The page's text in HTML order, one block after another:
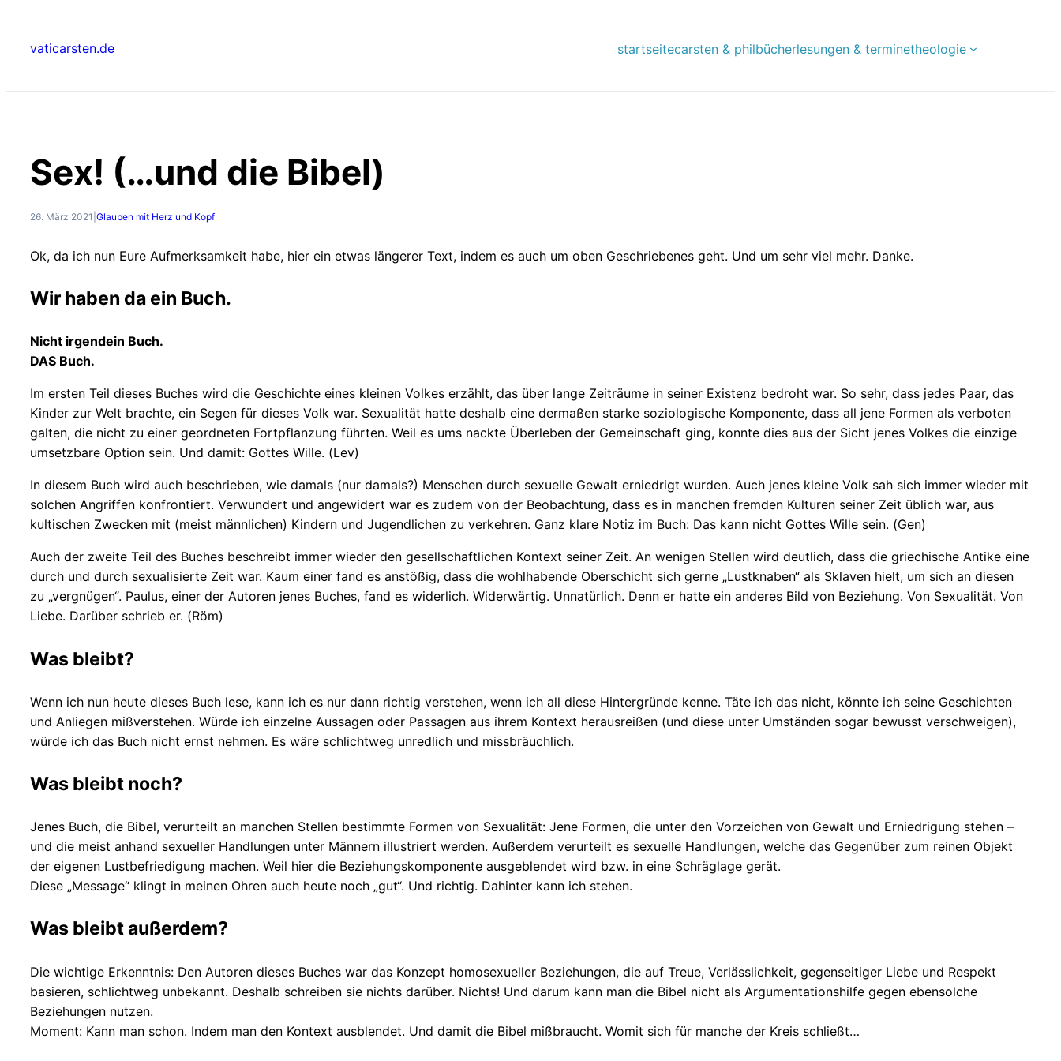
springen
vaticarsten.de startseitecarsten & philbücherlesungen & terminetheologie
Sex! (…und die Bibel)
26. März 2021 Glauben mit Herz und Kopf
Ok, da ich nun Eure Aufmerksamkeit habe, hier ein etwas längerer Text, indem es auch um oben Geschriebenes geht. Und um sehr viel mehr. Danke.
Wir haben da ein Buch.
Nicht irgendein Buch.
DAS Buch.
Im ersten Teil dieses Buches wird die Geschichte eines kleinen Volkes erzählt, das über lange Zeiträume in seiner Existenz bedroht war. So sehr, dass jedes Paar, das
Kinder zur Welt brachte, ein Segen für dieses Volk war. Sexualität hatte deshalb eine dermaßen starke soziologische Komponente, dass all jene Formen als verboten
galten, die nicht zu einer geordneten Fortpflanzung führten. Weil es ums nackte Überleben der Gemeinschaft ging, konnte dies aus der Sicht jenes Volkes die einzige
umsetzbare Option sein. Und damit: Gottes Wille. (Lev)
In diesem Buch wird auch beschrieben, wie damals (nur damals?) Menschen durch sexuelle Gewalt erniedrigt wurden. Auch jenes kleine Volk sah sich immer wieder mit
solchen Angriffen konfrontiert. Verwundert und angewidert war es zudem von der Beobachtung, dass es in manchen fremden Kulturen seiner Zeit üblich war, aus
kultischen Zwecken mit (meist männlichen) Kindern und Jugendlichen zu verkehren. Ganz klare Notiz im Buch: Das kann nicht Gottes Wille sein. (Gen)
Auch der zweite Teil des Buches beschreibt immer wieder den gesellschaftlichen Kontext seiner Zeit. An wenigen Stellen wird deutlich, dass die griechische Antike eine
durch und durch sexualisierte Zeit war. Kaum einer fand es anstößig, dass die wohlhabende Oberschicht sich gerne „Lustknaben“ als Sklaven hielt, um sich an diesen
zu „vergnügen“. Paulus, einer der Autoren jenes Buches, fand es widerlich. Widerwärtig. Unnatürlich. Denn er hatte ein anderes Bild von Beziehung. Von Sexualität. Von
Liebe. Darüber schrieb er. (Röm)
Was bleibt?
Wenn ich nun heute dieses Buch lese, kann ich es nur dann richtig verstehen, wenn ich all diese Hintergründe kenne. Täte ich das nicht, könnte ich seine Geschichten
und Anliegen mißverstehen. Würde ich einzelne Aussagen oder Passagen aus ihrem Kontext herausreißen (und diese unter Umständen sogar bewusst verschweigen),
würde ich das Buch nicht ernst nehmen. Es wäre schlichtweg unredlich und missbräuchlich.
Was bleibt noch?
Jenes Buch, die Bibel, verurteilt an manchen Stellen bestimmte Formen von Sexualität: Jene Formen, die unter den Vorzeichen von Gewalt und Erniedrigung stehen –
und die meist anhand sexueller Handlungen unter Männern illustriert werden. Außerdem verurteilt es sexuelle Handlungen, welche das Gegenüber zum reinen Objekt
der eigenen Lustbefriedigung machen. Weil hier die Beziehungskomponente ausgeblendet wird bzw. in eine Schräglage gerät.
Diese „Message“ klingt in meinen Ohren auch heute noch „gut“. Und richtig. Dahinter kann ich stehen.
Was bleibt außerdem?
Die wichtige Erkenntnis: Den Autoren dieses Buches war das Konzept homosexueller Beziehungen, die auf Treue, Verlässlichkeit, gegenseitiger Liebe und Respekt
basieren, schlichtweg unbekannt. Deshalb schreiben sie nichts darüber. Nichts! Und darum kann man die Bibel nicht als Argumentationshilfe gegen ebensolche
Beziehungen nutzen.
Moment: Kann man schon. Indem man den Kontext ausblendet. Und damit die Bibel mißbraucht. Womit sich für manche der Kreis schließt…